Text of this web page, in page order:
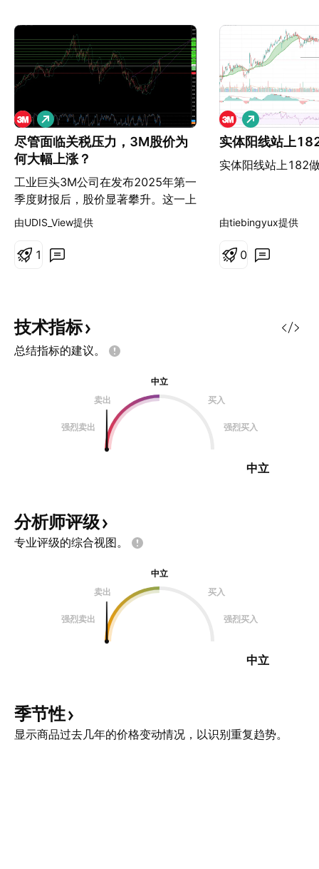
尽管面临关税压力，3M股价为
何大幅上涨？
工业巨头3M公司在发布2025年第一
季度财报后，股价显著攀升。这一上
涨主要得益于公司调整后每股收益和
期，显示出公司运营表现优于市场预
运营利润率。利润率的改善反映了管
理层持续推进的成本削减和运营效率
提升策略成效显著，直接带动了季度
长。 尽管公司警告称，2025年全球
贸易紧张局势和关税上行可能对利润
构成压力，但管理层详细阐述了多项
应对措施以减轻这些风险。相关计划
包括优化供应链、调整定价策略，以
做
多
由UDIS_View提供
1
实体阳线站上
实体阳线站上182
做
多
由tiebingyux提供
0
技术指标
总结指标的建议。
中立
卖出
买入
强烈卖出 强烈买入
中立
分析师评级
专业评级的综合视图。
中立
卖出
买入
强烈卖出 强烈买入
中立
季节性
显示商品过去几年的价格变动情况，以识别重复趋势。